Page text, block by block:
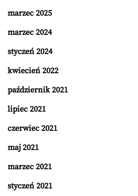
marzec 2025
marzec 2024
styczeń 2024
kwiecień 2022
październik 2021
lipiec 2021
czerwiec 2021
maj 2021
marzec 2021
styczeń 2021